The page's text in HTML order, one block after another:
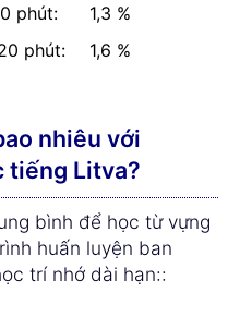
phút:
1,3 %
phút:
1,6 %
nhiêu với
tiếng Litva?
bình để học từ vựng
huấn luyện ban
trí nhớ dài hạn::